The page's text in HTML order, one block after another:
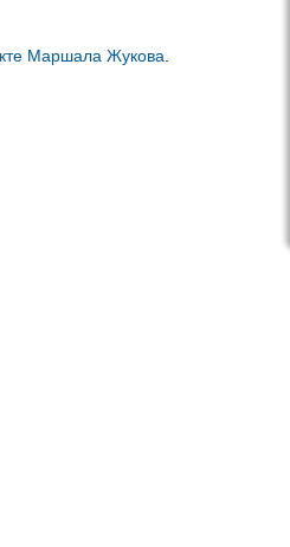
Маршала Жукова.